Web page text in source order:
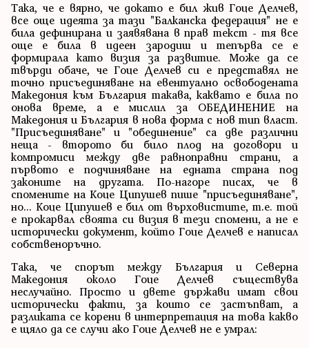
Така, че е вярно, че докато е бил жив Гоце Делчев,
все още идеята за тази "Балканска федерация" не е
била дефинирана и заявявана в прав текст - тя все
още е била в идеен зародиш и тепърва се е
формирала като визия за развитие. Може да се
твърди обаче, че Гоце Делчев си е представял не
точно присъединяване на евентуално освободената
Македония към България такава, каквато е била по
онова време, а е мислил за ОБЕДИНЕНИЕ на
Македония и България в нова форма с нов тип власт.
"Присъединяване" и "обединение" са две различни
неща - второто би било плод на договори и
компромиси между две равноправни страни, а
първото е подчиняване на едната страна под
законите на другата. По-нагоре писах, че в
спомените на Коце Ципушев пише "присъединяване",
но... Коце Ципушев е бил от върховистите, т.е. той
е прокарвал своята си визия в тези спомени, а не е
исторически документ, който Гоце Делчев е написал
собственоръчно.
Така, че спорът между България и Северна
Македония около Гоце Делчев съществува
неслучайно. Просто и двете държави имат свои
исторически факти, за които се застъпват, а
разликата се корени в интерпретация на това какво
е щяло да се случи ако Гоце Делчев не е умрал: